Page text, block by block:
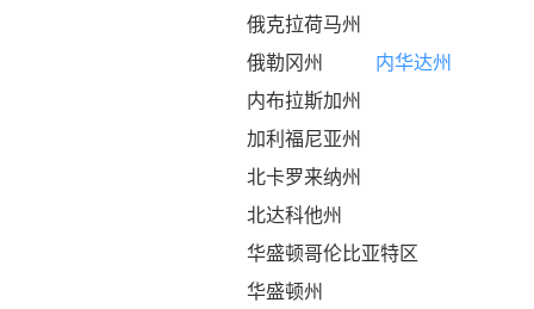
俄克拉荷马州
俄勒冈州
内华达州
内布拉斯加州
加利福尼亚州
北卡罗来纳州
北达科他州
华盛顿哥伦比亚特区
华盛顿州